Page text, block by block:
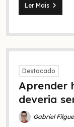
Ler MaisJesus
e
porções
da
Destacado
Aprender
deveria
Gabriel